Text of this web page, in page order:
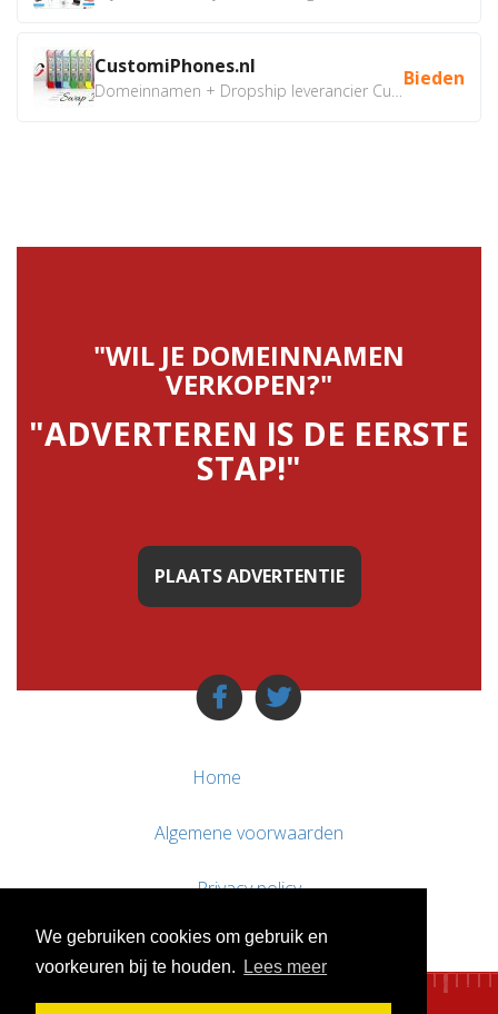
We gebruiken cookies om gebruik en
voorkeuren bij te houden.
Lees meer
CustomiPhones.nl Bieden
"WIL JE DOMEINNAMEN
VERKOPEN?"
"ADVERTEREN IS DE EERSTE
STAP!"
PLAATS ADVERTENTIE
Home
Algemene voorwaarden
Privacy policy
Contact / Support